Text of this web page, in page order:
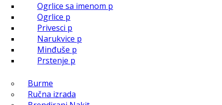
Ogrlice sa imenom p
Ogrlice p
Privesci p
Narukvice p
Minđuše p
Prstenje p
Burme
Ručna izrada